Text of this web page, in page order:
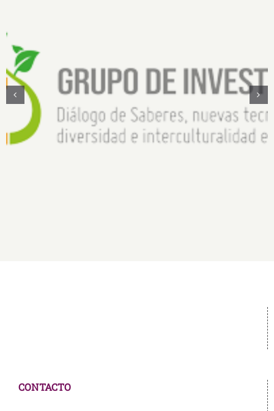
diversidad e interculturalidad en la Amazonía
CONTACTO